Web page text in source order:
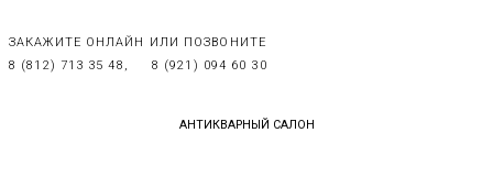
ЗАКАЖИТЕ ОНЛАЙН ИЛИ ПОЗВОНИТЕ
8 (812) 713 35 48,
8 (921) 094 60 30
АНТИКВАРНЫЙ САЛОН